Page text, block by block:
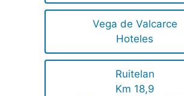
Vega de Valcarce
Hoteles
Ruitelan
Km 18,9